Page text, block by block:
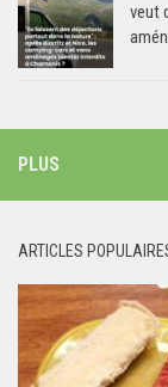
veut
PLUS
ARTICLES